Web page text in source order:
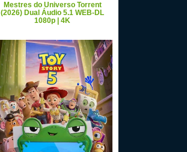
Mestres do Universo Torrent
(2026) Dual Áudio 5.1 WEB-DL
1080p | 4K